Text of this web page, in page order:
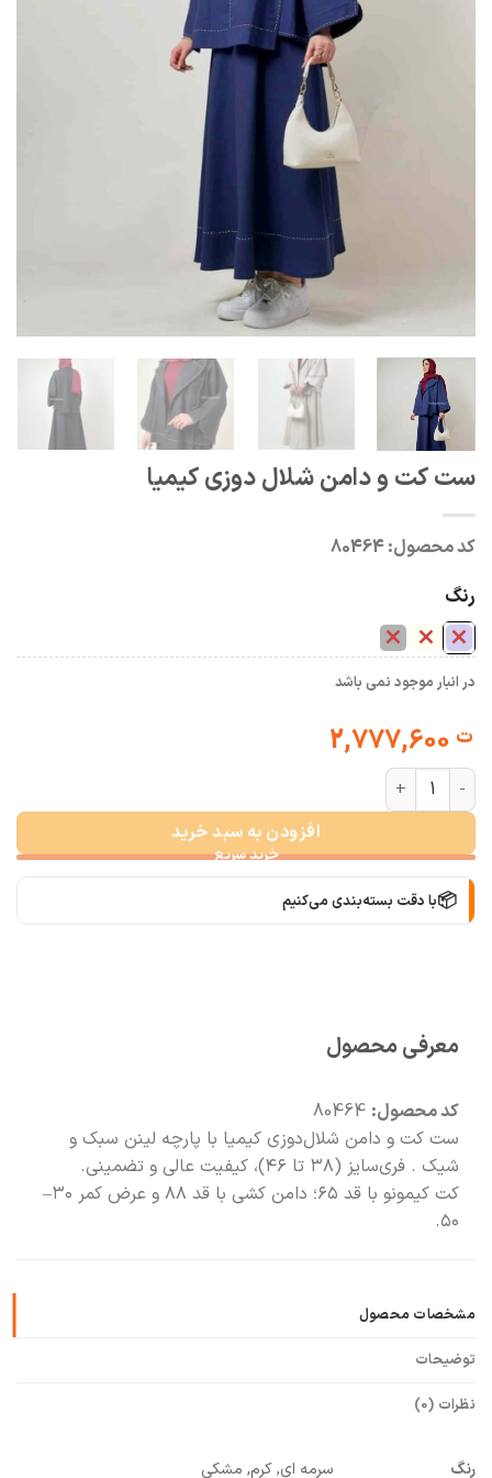
ست کت و دامن شلال دوزی کیمیا
کد محصول:80464
رنگ
در انبار موجود نمی باشد
ت2,777,600
ست کت و دامن شلال دوزی کیمیا عدد
افزودن به سبد خرید
📦با دقت بسته‌بندی می‌کنیم
🛍️با خیال راحت خرید کن
معرفی محصول
کد محصول: 80464
ست کت و دامن شلال‌دوزی کیمیا با پارچه لینن سبک و
شیک . فری‌سایز (۳۸ تا ۴۶)، کیفیت عالی و تضمینی.
کت کیمونو با قد ۶۵؛ دامن کشی با قد ۸۸ و عرض کمر ۳۰–
۵۰.
مشخصات محصول
توضیحات
نظرات (0)
رنگ سرمه ای, کرم, مشکی